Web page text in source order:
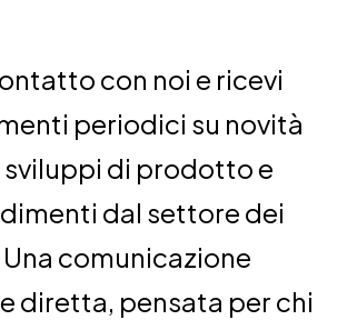
con noi e ricevi
periodici su novità
sviluppi di prodotto e
dal settore dei
comunicazione
diretta, pensata per chi